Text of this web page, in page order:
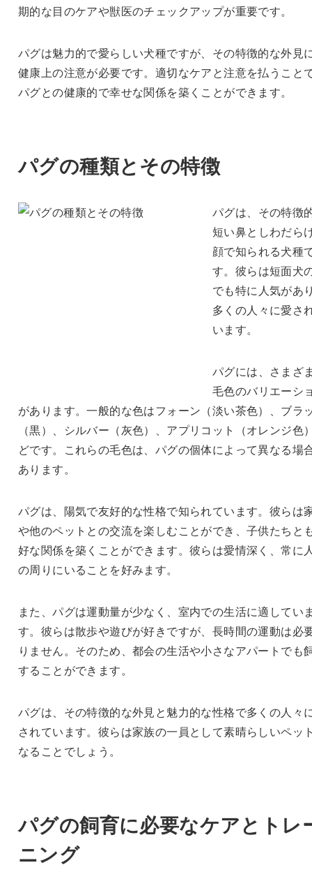
期的な目のケアや獣医のチェックアップが重要です。
パグは魅力的で愛らしい犬種ですが、その特徴的な外見
健康上の注意が必要です。適切なケアと注意を払うこと
パグとの健康的で幸せな関係を築くことができます。
パグの種類とその特徴
パグは、その特徴
短い鼻としわだら
顔で知られる犬種
す。彼らは短面犬
でも特に人気があ
多くの人々に愛さ
います。
パグには、さまざ
毛色のバリエーシ
があります。一般的な色はフォーン（淡い茶色）、ブラ
（黒）、シルバー（灰色）、アプリコット（オレンジ色
どです。これらの毛色は、パグの個体によって異なる場
あります。
パグは、陽気で友好的な性格で知られています。彼らは
や他のペットとの交流を楽しむことができ、子供たちと
好な関係を築くことができます。彼らは愛情深く、常に
の周りにいることを好みます。
また、パグは運動量が少なく、室内での生活に適してい
す。彼らは散歩や遊びが好きですが、長時間の運動は必
りません。そのため、都会の生活や小さなアパートでも
することができます。
パグは、その特徴的な外見と魅力的な性格で多くの人々
されています。彼らは家族の一員として素晴らしいペッ
なることでしょう。
パグの飼育に必要なケアとトレ
ニング